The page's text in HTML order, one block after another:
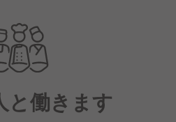
(居酒屋･カフェなど)
業
アウト事業
業
と働きます